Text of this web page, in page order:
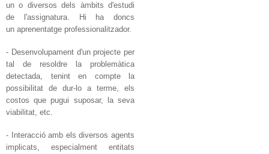
un o diversos dels àmbits d'estudi
de l'assignatura. Hi ha doncs
un aprenentatge professionalitzador.
- Desenvolupament d'un projecte per
tal de resoldre la problemàtica
detectada, tenint en compte la
possibilitat de dur-lo a terme, els
costos que pugui suposar, la seva
viabilitat, etc.
- Interacció amb els diversos agents
implicats, especialment entitats